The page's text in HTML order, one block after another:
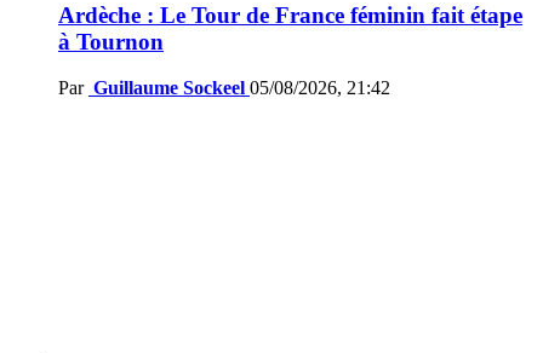
Ardèche : Le Tour de France féminin fait étape
à Tournon
Par Guillaume Sockeel 05/08/2026, 21:42